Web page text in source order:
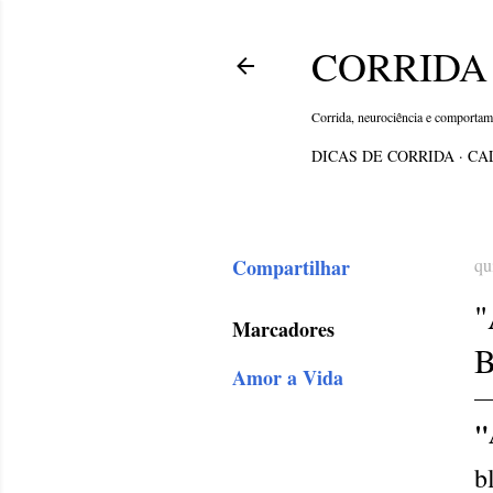
Corrida, neurociência e
DICAS DE CORRIDA
Compartilhar
Marcadores
Amor a Vida